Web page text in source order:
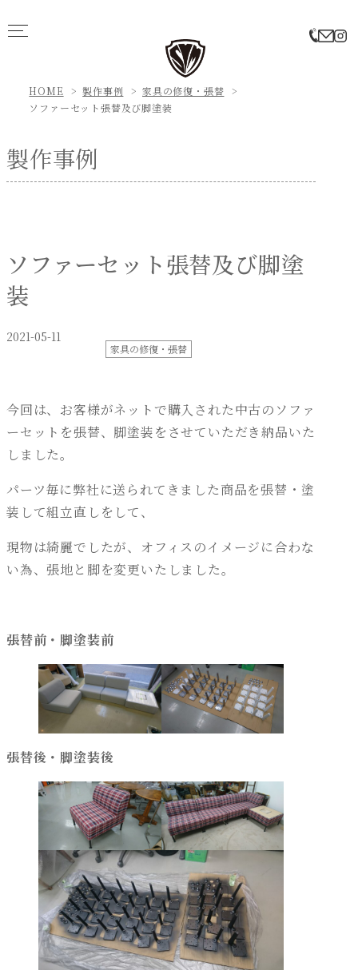
HOME 製作事例
家具の修復・張替
ソファーセット張替及び脚塗装
製作事例
ソファーセット張替及び脚塗
装
2021-05-11
家具の修復・張替
今回は、お客様がネットで購入された中古のソファ
ーセットを張替、脚塗装をさせていただき納品いた
しました。
パーツ毎に弊社に送られてきました商品を張替・塗
装して組立直しをして、
現物は綺麗でしたが、オフィスのイメージに合わな
い為、張地と脚を変更いたしました。
張替前・脚塗装前
張替後・脚塗装後